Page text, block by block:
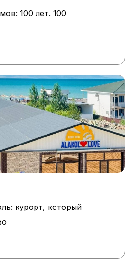
100 лет. 100
курорт, который